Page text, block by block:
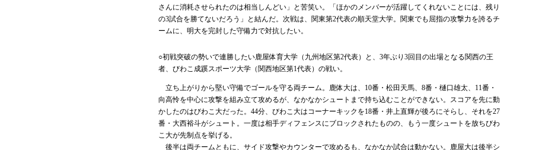
さんに消耗させられたのは相当しんどい」と苦笑い。「ほかのメンバーが活躍してくれないことには、残り
の3試合を勝てないだろう」と結んだ。次戦は、関東第2代表の順天堂大学。関東でも屈指の攻撃力を誇るチ
ームに、明大を完封した守備力で対抗したい。
○初戦突破の勢いで連勝したい鹿屋体育大学（九州地区第2代表）と、3年ぶり3回目の出場となる関西の王
者、びわこ成蹊スポーツ大学（関西地区第1代表）の戦い。
立ち上がりから堅い守備でゴールを守る両チーム。鹿体大は、10番・松田天馬、8番・樋口雄太、11番・
向高怜を中心に攻撃を組み立て攻めるが、なかなかシュートまで持ち込むことができない。スコアを先に動
かしたのはびわこ大だった。44分、びわこ大はコーナーキックを18番・井上直輝が後ろにそらし、それを27
番・大西裕斗がシュート。一度は相手ディフェンスにブロックされたものの、もう一度シュートを放ちびわ
こ大が先制点を挙げる。
後半は両チームともに、サイド攻撃やカウンターで攻めるも、なかなか試合は動かない。鹿屋大は後半シ